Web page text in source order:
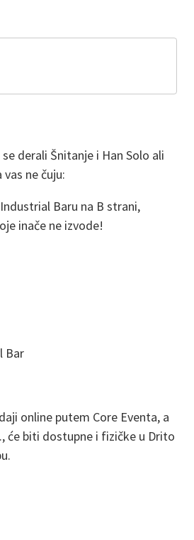
derali Šnitanje i Han Solo ali
ne čuju:
Baru na B strani,
inače ne izvode!
Bar
online putem Core Eventa, a
će biti dostupne i fizičke u Drito